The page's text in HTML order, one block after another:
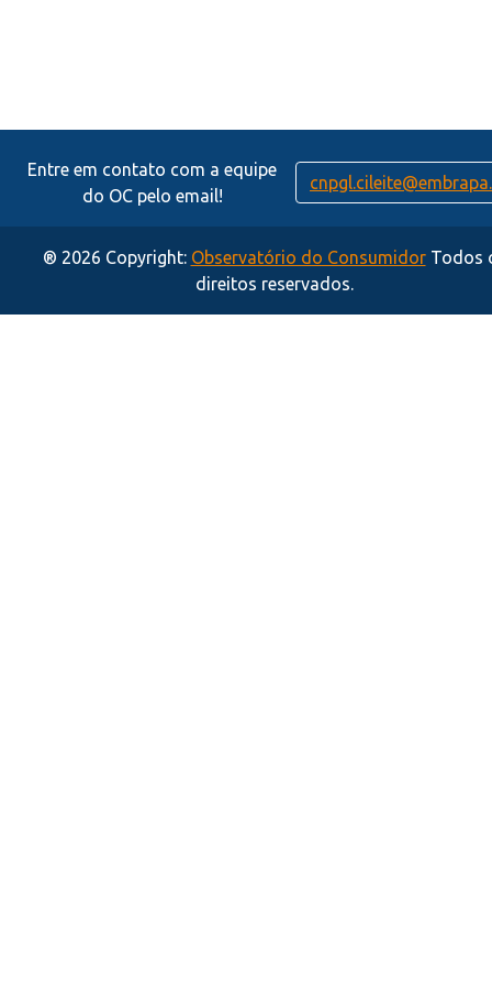
Entre em contato com a equipe
do OC pelo email!
® 2026 Copyright: Observatório do ConsumidorTodos
direitos reservados.